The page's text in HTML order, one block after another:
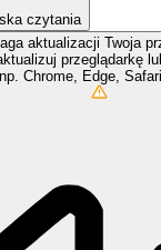
czytania
aktualizacji Twoja
przeglądarkę
Chrome, Edge,